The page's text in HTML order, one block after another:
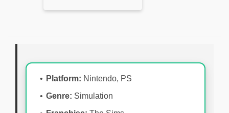
Platform: Nintendo, PS
Genre: Simulation